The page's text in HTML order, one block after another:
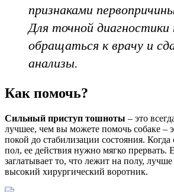
признаками
Для точной
обращаться к врачу и
анализы.
Как помочь?
Сильный приступ тошноты – это
лучшее, чем вы можете помочь собаке –
покой до стабилизации состояния. Когда
пол, ее действия нужно мягко прервать.
заглатывает то, что лежит на полу, лучше
высокий хирургический воротник.